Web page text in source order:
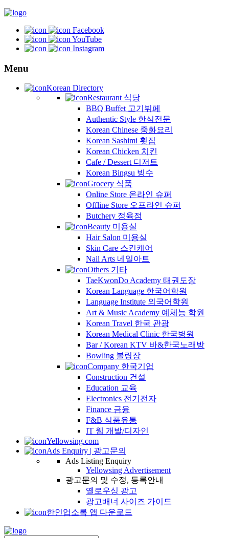
Facebook
YouTube
Instagram
Menu
Korean Directory
Restaurant 식당
BBQ Buffet 고기뷔페
Authentic Style 한식전문
Korean Chinese 중화요리
Korean Sashimi 횟집
Korean Chicken 치킨
Cafe / Dessert 디저트
Korean Bingsu 빙수
Grocery 식품
Online Store 온라인 슈퍼
Offline Store 오프라인 슈퍼
Butchery 정육점
Beauty 미용실
Hair Salon 미용실
Skin Care 스킨케어
Nail Arts 네일아트
Others 기타
TaeKwonDo Academy 태권도장
Korean Language 한국어학원
Language Institute 외국어학원
Art & Music Academy 예체능 학원
Korean Travel 한국 관광
Korean Medical Clinic 한국병원
Bar / Korean KTV 바&한국노래방
Bowling 볼링장
Company 한국기업
Construction 건설
Education 교육
Electronics 전기전자
Finance 금융
F&B 식품유통
IT 웹 개발/디자인
Yellowsing.com
Ads Enquiry | 광고문의
Ads Listing Enquiry
Yellowsing Advertisement
광고문의 및 수정, 등록안내
옐로우싱 광고
광고배너 사이즈 가이드
한인업소록 앱 다운로드